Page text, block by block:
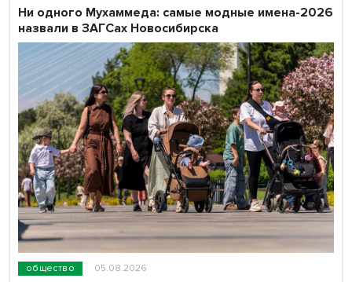
общество 05.08.2026
Ни одного Мухаммеда: самые модные имена-2026
назвали в ЗАГСах Новосибирска